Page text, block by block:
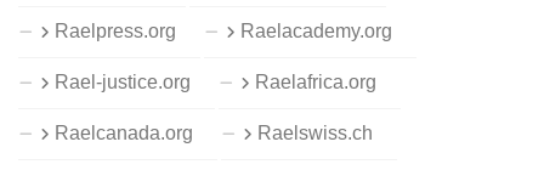
Raelpress.org Raelacademy.org
Rael-justice.org Raelafrica.org
Raelcanada.org Raelswiss.ch